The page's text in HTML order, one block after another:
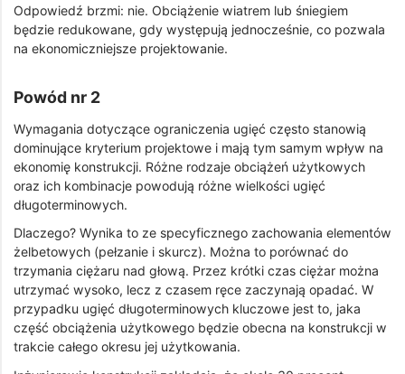
Odpowiedź brzmi: nie. Obciążenie wiatrem lub śniegiem
będzie redukowane, gdy występują jednocześnie, co pozwala
na ekonomiczniejsze projektowanie.
Powód nr 2
Wymagania dotyczące ograniczenia ugięć często stanowią
dominujące kryterium projektowe i mają tym samym wpływ na
ekonomię konstrukcji. Różne rodzaje obciążeń użytkowych
oraz ich kombinacje powodują różne wielkości ugięć
długoterminowych.
Dlaczego? Wynika to ze specyficznego zachowania elementów
żelbetowych (pełzanie i skurcz). Można to porównać do
trzymania ciężaru nad głową. Przez krótki czas ciężar można
utrzymać wysoko, lecz z czasem ręce zaczynają opadać. W
przypadku ugięć długoterminowych kluczowe jest to, jaka
część obciążenia użytkowego będzie obecna na konstrukcji w
trakcie całego okresu jej użytkowania.